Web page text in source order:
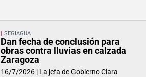
SEGIAGUA
Dan fecha de conclusión para
obras contra lluvias en calzada
Zaragoza
16/7/2026 | La jefa de Gobierno Clara